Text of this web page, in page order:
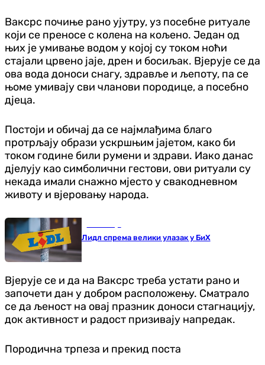
Ваксрс почиње рано ујутру, уз посебне ритуале
који се преносе с колена на кољено. Један од
њих је умивање водом у којој су током ноћи
стајали црвено јаје, дрен и босиљак. Вјерује се да
ова вода доноси снагу, здравље и љепоту, па се
њоме умивају сви чланови породице, а посебно
дјеца.
Постоји и обичај да се најмлађима благо
протрљају образи ускршњим јајетом, како би
током године били румени и здрави. Иако данас
дјелују као симболични гестови, ови ритуали су
некада имали снажно мјесто у свакодневном
животу и вјеровању народа.
Лидл спрема велики улазак у БиХ
Вјерује се и да на Ваксрс треба устати рано и
започети дан у добром расположењу. Сматрало
се да љеност на овај празник доноси стагнацију,
док активност и радост призивају напредак.
Породична трпеза и прекид поста